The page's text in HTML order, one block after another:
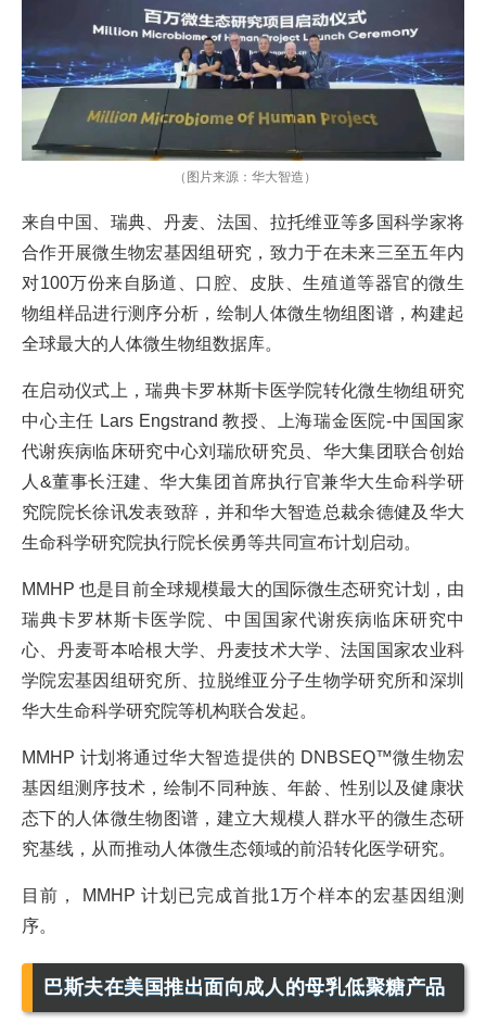
（图片来源：华大智造）
来自中国、瑞典、丹麦、法国、拉托维亚等多国科学家将
合作开展微生物宏基因组研究，致力于在未来三至五年内
对100万份来自肠道、口腔、皮肤、生殖道等器官的微生
物组样品进行测序分析，绘制人体微生物组图谱，构建起
全球最大的人体微生物组数据库。
在启动仪式上，瑞典卡罗林斯卡医学院转化微生物组研究
中心主任 Lars Engstrand 教授、上海瑞金医院-中国国家
代谢疾病临床研究中心刘瑞欣研究员、华大集团联合创始
人&董事长汪建、华大集团首席执行官兼华大生命科学研
究院院长徐讯发表致辞，并和华大智造总裁余德健及华大
生命科学研究院执行院长侯勇等共同宣布计划启动。
MMHP 也是目前全球规模最大的国际微生态研究计划，由
瑞典卡罗林斯卡医学院、中国国家代谢疾病临床研究中
心、丹麦哥本哈根大学、丹麦技术大学、法国国家农业科
学院宏基因组研究所、拉脱维亚分子生物学研究所和深圳
华大生命科学研究院等机构联合发起。
MMHP 计划将通过华大智造提供的 DNBSEQ™微生物宏
基因组测序技术，绘制不同种族、年龄、性别以及健康状
态下的人体微生物图谱，建立大规模人群水平的微生态研
究基线，从而推动人体微生态领域的前沿转化医学研究。
目前， MMHP 计划已完成首批1万个样本的宏基因组测
序。
巴斯夫在美国推出面向成人的母乳低聚糖产品